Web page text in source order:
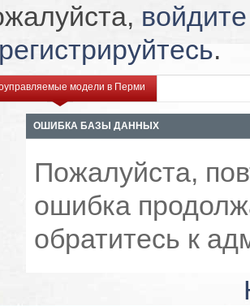
войдите
.
модели в Перми
ОШИБКА БАЗЫ ДАННЫХ
Пожалуйста,
ошибка
обратитесь к